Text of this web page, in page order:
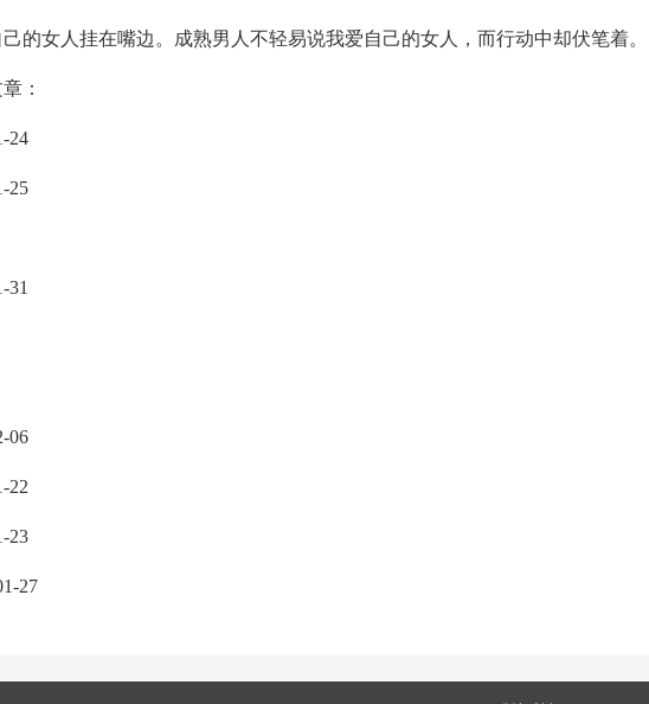
的女人挂在嘴边。成熟男人不轻易说我爱自己的女人，而行动中却伏笔着。
：
24
25
31
06
22
23
27